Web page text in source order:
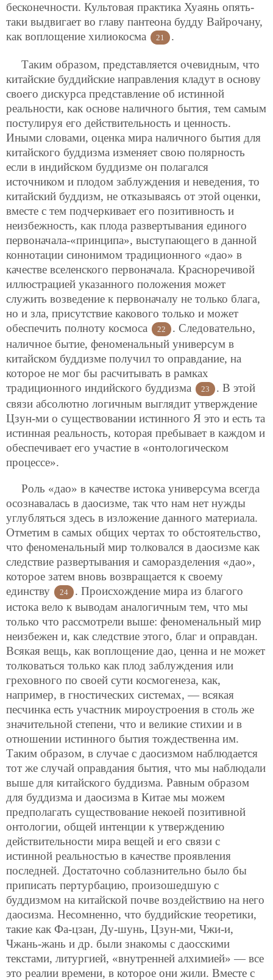
бесконечности. Культовая практика Хуаянь опять-
таки выдвигает во главу пантеона будду Вайрочану,
как воплощение хилиокосма
21 .
Таким образом, представляется очевидным, что
китайские буддийские направления кладут в основу
своего дискурса представление об истинной
реальности, как основе наличного бытия, тем самым
постулируя его действительность и ценность.
Иными словами, оценка мира наличного бытия для
китайского буддизма изменяет свою полярность
если в индийском буддизме он полагался
источником и плодом заблуждения и неведения, то
китайский буддизм, не отказываясь от этой оценки,
вместе с тем подчеркивает его позитивность и
неизбежность, как плода развертывания единого
первоначала-«принципа», выступающего в данной
коннотации синонимом традиционного «дао» в
качестве вселенского первоначала. Красноречивой
иллюстрацией указанного положения может
служить возведение к первоначалу не только блага,
но и зла, присутствие какового только и может
обеспечить полноту космоса
22
. Следовательно,
наличное бытие, феноменальный универсум в
китайском буддизме получил то оправдание, на
которое не мог бы расчитывать в рамках
традиционного индийского буддизма
23
. В этой
связи абсолютно логичным выглядит утверждение
Цзун-ми о существовании истинного Я это и есть та
истинная реальность, которая пребывает в каждом и
обеспечивает его участие в «онтологическом
процессе».
Роль «дао» в качестве истока универсума всегда
осознавалась в даосизме, так что нам нет нужды
углубляться здесь в изложение данного материала.
Отметим в самых общих чертах то обстоятельство,
что феноменальный мир толковался в даосизме как
следствие развертывания и саморазделения «дао»,
которое затем вновь возвращается к своему
единству
24
. Происхождение мира из благого
истока вело к выводам аналогичным тем, что мы
только что рассмотрели выше: феноменальный мир
неизбежен и, как следствие этого, благ и оправдан.
Всякая вещь, как воплощение дао, ценна и не может
толковаться только как плод заблуждения или
греховного по своей сути космогенеза, как,
например, в гностических системах, — всякая
песчинка есть участник мироустроения в столь же
значительной степени, что и великие стихии и в
отношении истинного бытия тождественна им.
Таким образом, в случае с даосизмом наблюдается
тот же случай оправдания бытия, что мы наблюдали
выше для китайского буддизма. Равным образом
для буддизма и даосизма в Китае мы можем
предполагать существование некоей позитивной
онтологии, общей интенции к утверждению
действительности мира вещей и его связи с
истинной реальностью в качестве проявления
последней. Достаточно соблазнительно было бы
приписать пертурбацию, произошедшую с
буддизмом на китайской почве воздействию на него
даосизма. Несомненно, что буддийские теоретики,
такие как Фа-цзан, Ду-шунь, Цзун-ми, Чжи-и,
Чжань-жань и др. были знакомы с даосскими
текстами, литургией, «внутренней алхимией» — все
это реалии времени, в которое они жили. Вместе с